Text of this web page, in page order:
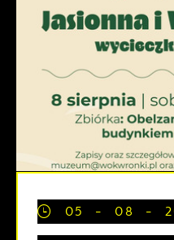
05 - 08 -